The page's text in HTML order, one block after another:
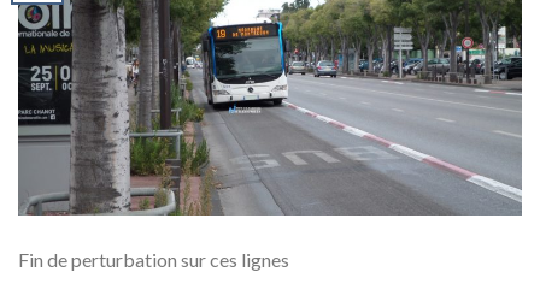
Fin de perturbation sur ces lignes